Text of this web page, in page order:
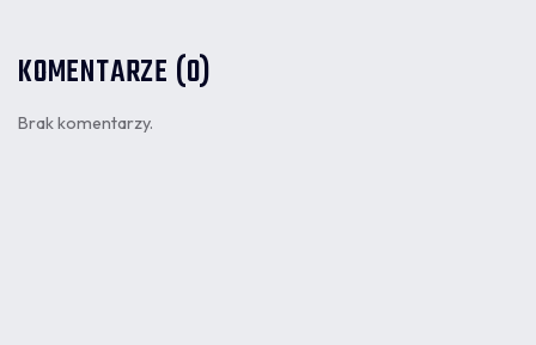
KOMENTARZE (0)
Brak komentarzy.